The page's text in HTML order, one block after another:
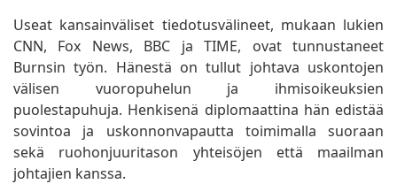
Useat kansainväliset tiedotusvälineet, mukaan lukien
CNN, Fox News, BBC ja TIME, ovat tunnustaneet
Burnsin työn. Hänestä on tullut johtava uskontojen
välisen vuoropuhelun ja ihmisoikeuksien
puolestapuhuja. Henkisenä diplomaattina hän edistää
sovintoa ja uskonnonvapautta toimimalla suoraan
sekä ruohonjuuritason yhteisöjen että maailman
johtajien kanssa.